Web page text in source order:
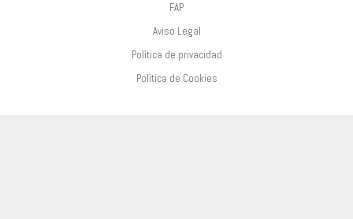
FAP
Aviso Legal
Política de privacidad
Política de Cookies